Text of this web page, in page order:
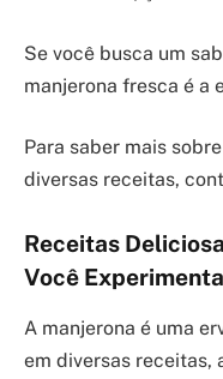
Se você busca um
manjerona fresca é a
Para saber mais
diversas receitas,
Receitas
Você
A manjerona é uma
em diversas receitas,